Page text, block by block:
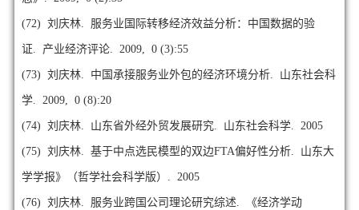
(72) 刘庆林. 服务业国际转移经济效益分析：中国数据的验
证. 产业经济评论. 2009, 0 (3):55
(73) 刘庆林. 中国承接服务业外包的经济环境分析. 山东社会科
学. 2009, 0 (8):20
(74) 刘庆林. 山东省外经外贸发展研究. 山东社会科学. 2005
(75) 刘庆林. 基于中点选民模型的双边FTA偏好性分析. 山东大
学学报》（哲学社会科学版）. 2005
(76) 刘庆林. 服务业跨国公司理论研究综述. 《经济学动